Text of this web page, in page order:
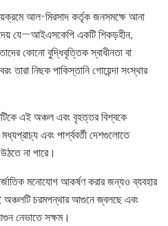
আল-মিরসাদ কর্তৃক জনসমক্ষে আনা
যে—আইএসকেপি একটি শিকড়হীন,
কোনো বুদ্ধিবৃত্তিক স্বাধীনতা বা
তারা নিছক পাকিস্তানি গোয়েন্দা সংস্থার
এই অঞ্চল এবং বৃহত্তর বিশ্বকে
এবং পার্শ্ববর্তী দেশগুলোতে
না পারে।
মনোযোগ আকর্ষণ করার জন্যও ব্যবহার
অঞ্চলটি চরমপন্থার আগুনে জ্বলছে এবং
নেভাতে সক্ষম।